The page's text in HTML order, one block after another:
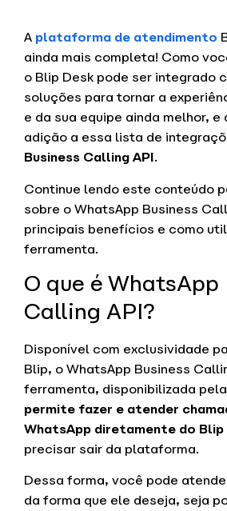
Aplataforma de atendimento
ainda mais completa! Como
o Blip Desk pode ser integrado
soluções para tornar a
e da sua equipe ainda melhor, e
adição a essa lista de
Business Calling API.
Continue lendo este conteúdo
sobre o WhatsApp Business
principais benefícios e como
ferramenta.
O que é WhatsApp
Calling API?
Disponível com exclusividade
Blip, o WhatsApp Business
ferramenta, disponibilizada
permite fazer e atender
WhatsApp diretamente do Blip
precisar sair da plataforma.
Dessa forma, você pode
da forma que ele deseja, seja